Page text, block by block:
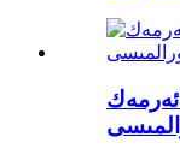
ئەرمەك